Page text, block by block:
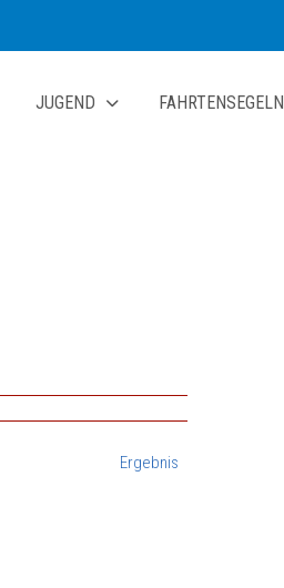
JUGEND FAHRTENSEGELN
Ergebnis